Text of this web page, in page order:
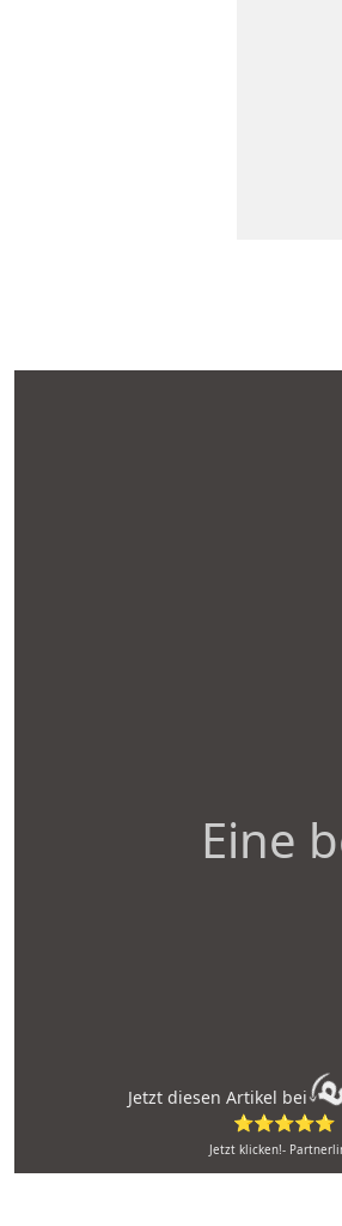
Eine
Jetzt diesen Artikel bei
⭐⭐⭐⭐⭐
Jetzt klicken!-